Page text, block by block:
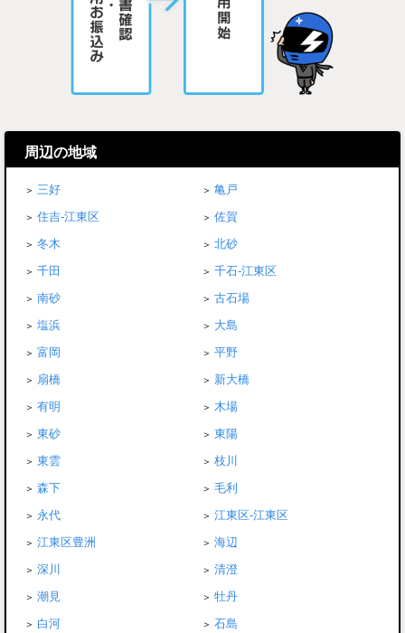
周辺の地域
三好
亀戸
住吉-江東区
佐賀
冬木
北砂
千田
千石-江東区
南砂
古石場
塩浜
大島
富岡
平野
扇橋
新大橋
有明
木場
東砂
東陽
東雲
枝川
森下
毛利
永代
江東区-江東区
江東区豊洲
海辺
深川
清澄
潮見
牡丹
白河
石島